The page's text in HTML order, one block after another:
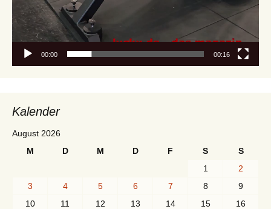
00:00 00:16
Kalender
August 2026
M
D M D F S
S
1
2
3
4 5 6 7 8
9
10
11 12 13 14 15
16